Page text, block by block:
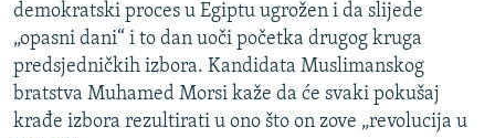
demokratski proces u Egiptu ugrožen i da slijede
„opasni dani“ i to dan uoči početka drugog kruga
predsjedničkih izbora. Kandidata Muslimanskog
bratstva Muhamed Morsi kaže da će svaki pokušaj
krađe izbora rezultirati u ono što on zove „revolucija u